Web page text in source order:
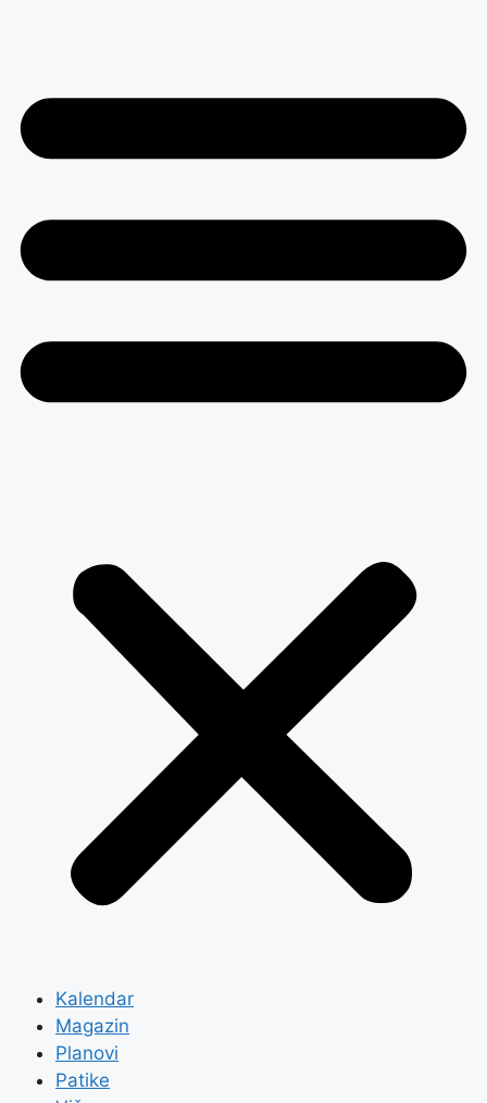
Kalendar
Magazin
Planovi
Patike